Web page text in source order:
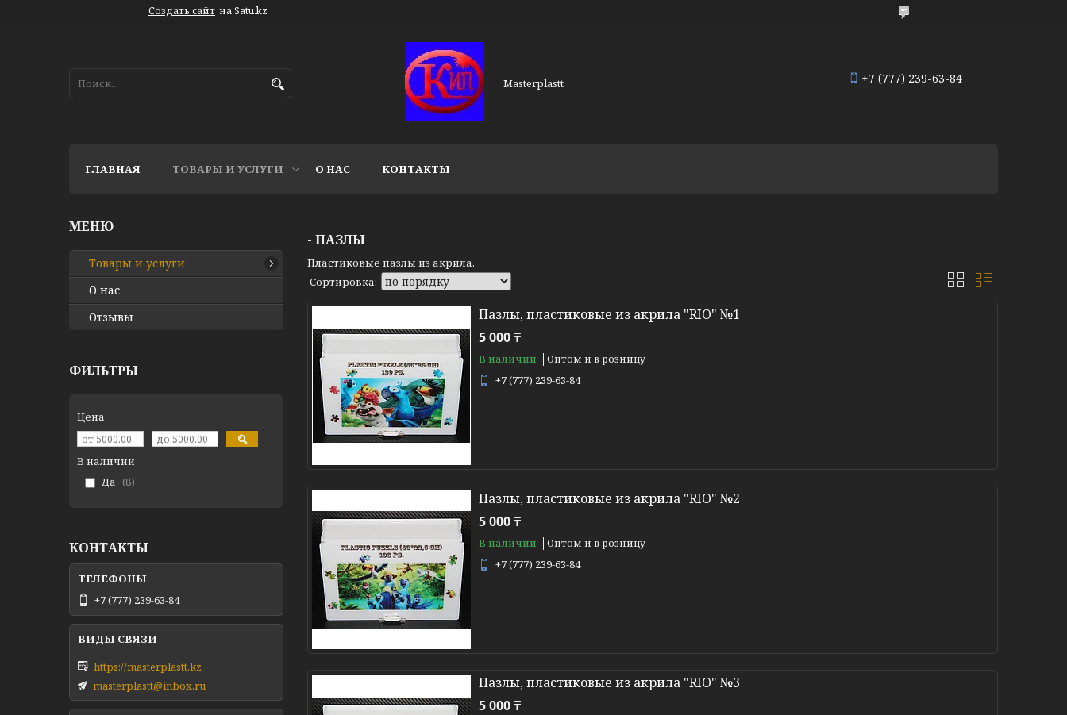
Создать сайт на Satu.kz
Masterplastt +7 (777) 239-63-84
ГЛАВНАЯ ТОВАРЫ И УСЛУГИ О НАС КОНТАКТЫ
- ПАЗЛЫ
Пластиковые пазлы из акрила.
Пазлы, пластиковые из акрила "RIO" №1
5 000 ₸
В наличии Оптом и в розницу
+7 (777) 239-63-84
Пазлы, пластиковые из акрила "RIO" №2
5 000 ₸
В наличии Оптом и в розницу
+7 (777) 239-63-84
Пазлы, пластиковые из акрила "RIO" №3
5 000 ₸
Товары и услуги
О нас
Отзывы
ФИЛЬТРЫ
Цена
В наличии
Да
8
КОНТАКТЫ
+7 (777) 239-63-84
https://masterplastt.kz
masterplastt@inbox.ru